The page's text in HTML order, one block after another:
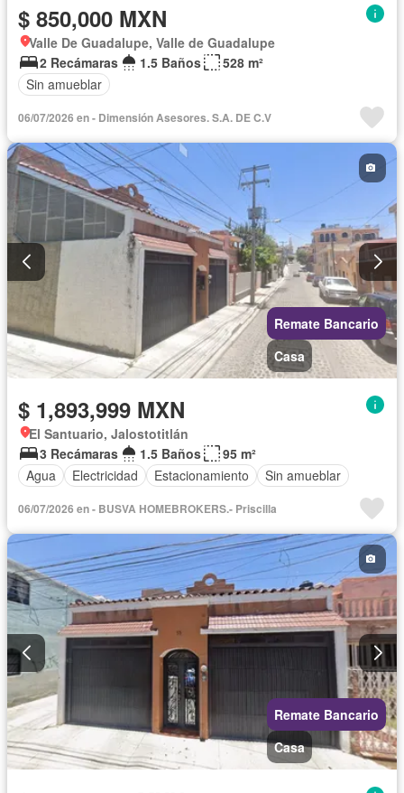
$ 850,000 MXN
Valle De Guadalupe, Valle de Guadalupe
2 Recámaras
1.5 Baños
528 m²
Sin amueblar
06/07/2026 en - Dimensión Asesores. S.A. DE C.V
Remate Bancario
Casa
$ 1,893,999 MXN
El Santuario, Jalostotitlán
3 Recámaras
1.5 Baños
95 m²
Agua
Electricidad Estacionamiento Sin amueblar
06/07/2026 en - BUSVA HOMEBROKERS.- Priscilla
Remate Bancario
Casa